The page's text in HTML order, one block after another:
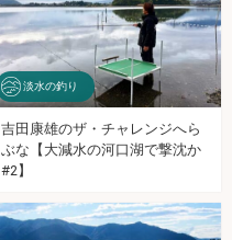
淡水の釣り
吉田康雄のザ・チャレンジへら
ぶな【大減水の河口湖で撃沈か
#2】